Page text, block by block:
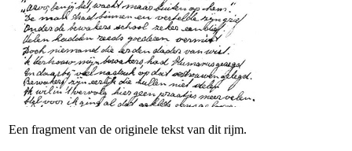
Een fragment van de originele tekst van dit rijm.